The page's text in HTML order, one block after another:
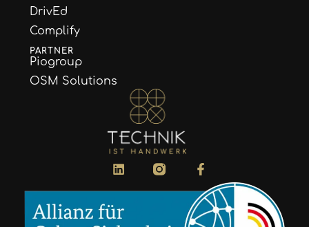
DrivEd
Complify
PARTNER
Piogroup
OSM Solutions